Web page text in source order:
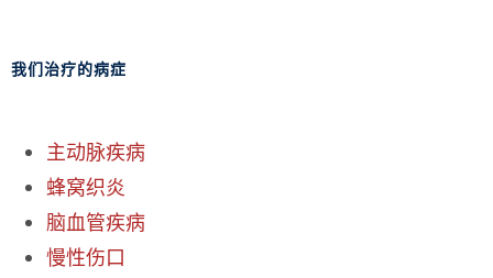
我们治疗的病症
主动脉疾病
蜂窝织炎
脑血管疾病
慢性伤口